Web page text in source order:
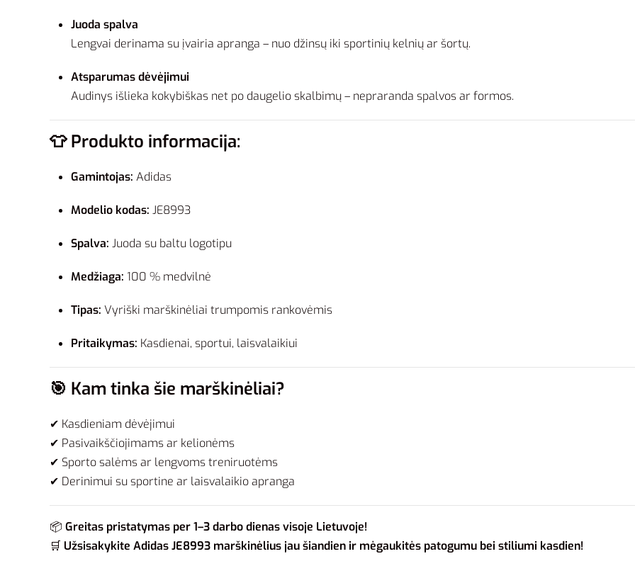
Juoda spalva
Lengvai derinama su įvairia apranga – nuo džinsų iki sportinių kelnių ar šortų.
Atsparumas dėvėjimui
Audinys išlieka kokybiškas net po daugelio skalbimų – nepraranda spalvos ar formos.
👕Produkto informacija:
Gamintojas: Adidas
Modelio kodas: JE8993
Spalva: Juoda su baltu logotipu
Medžiaga: 100 % medvilnė
Tipas: Vyriški marškinėliai trumpomis rankovėmis
Pritaikymas: Kasdienai, sportui, laisvalaikiui
🎯 Kam tinka šie marškinėliai?
✔ Kasdieniam dėvėjimui
✔ Pasivaikščiojimams ar kelionėms
✔ Sporto salėms ar lengvoms treniruotėms
✔ Derinimui su sportine ar laisvalaikio apranga
📦 Greitas pristatymas per 1–3 darbo dienas visoje Lietuvoje!
🛒 Užsisakykite Adidas JE8993 marškinėlius jau šiandien ir mėgaukitės patogumu bei stiliumi kasdien!